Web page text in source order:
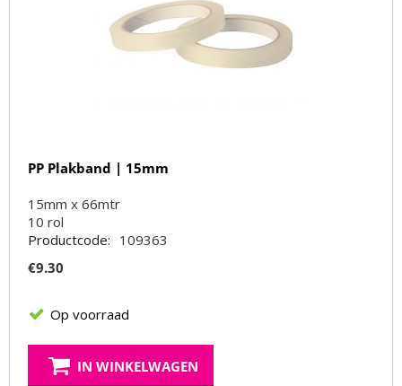
PP Plakband | 15mm
15mm x 66mtr
10 rol
Productcode: 109363
€9.30
Op voorraad
IN WINKELWAGEN